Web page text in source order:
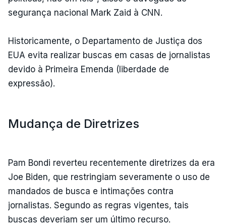
segurança nacional Mark Zaid à CNN.
Historicamente, o Departamento de Justiça dos
EUA evita realizar buscas em casas de jornalistas
devido à Primeira Emenda (liberdade de
expressão).
Mudança de Diretrizes
Pam Bondi reverteu recentemente diretrizes da era
Joe Biden, que restringiam severamente o uso de
mandados de busca e intimações contra
jornalistas. Segundo as regras vigentes, tais
buscas deveriam ser um último recurso.